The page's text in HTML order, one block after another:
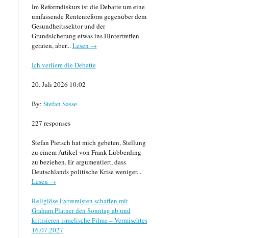
Im Reformdiskurs ist die Debatte um eine
umfassende Rentenreform gegenüber dem
Gesundheitssektor und der
Grundsicherung etwas ins Hintertreffen
geraten, aber...Lesen →
Ich verliere die Debatte
20. Juli 2026 10:02
By: Stefan Sasse
227 responses
Stefan Pietsch hat mich gebeten, Stellung
zu einem Artikel von Frank Lübberding
zu beziehen. Er argumentiert, dass
Deutschlands politische Krise weniger...
Lesen →
Religiöse Extremisten schaffen mit
Graham Platner den Sonntag ab und
kritisieren israelische Filme – Vermischtes
16.07.2027